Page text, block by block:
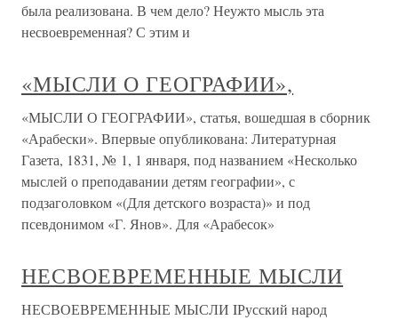
была реализована. В чем дело? Неужто мысль эта
несвоевременная? С этим и
«МЫСЛИ О ГЕОГРАФИИ»,
«МЫСЛИ О ГЕОГРАФИИ», статья, вошедшая в сборник
«Арабески». Впервые опубликована: Литературная
Газета, 1831, № 1, 1 января, под названием «Несколько
мыслей о преподавании детям географии», с
подзаголовком «(Для детского возраста)» и под
псевдонимом «Г. Янов». Для «Арабесок»
НЕСВОЕВРЕМЕННЫЕ МЫСЛИ
НЕСВОЕВРЕМЕННЫЕ МЫСЛИ IРусский народ